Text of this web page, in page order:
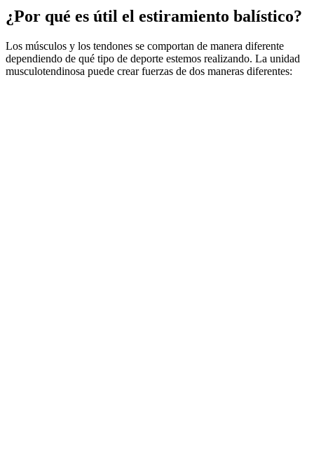
¿Por qué es útil el estiramiento balístico?
Los músculos y los tendones se comportan de manera diferente
dependiendo de qué tipo de deporte estemos realizando. La unidad
musculotendinosa puede crear fuerzas de dos maneras diferentes: